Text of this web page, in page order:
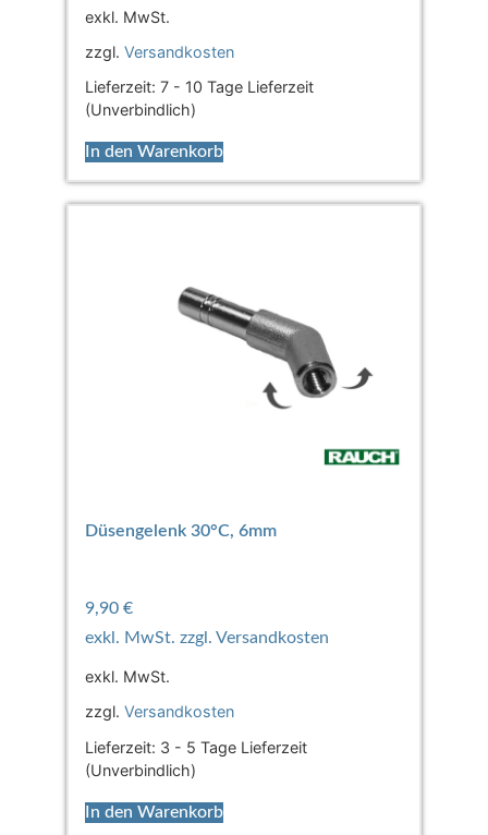
exkl. MwSt.
zzgl. Versandkosten
Lieferzeit: 7 - 10 Tage Lieferzeit
(Unverbindlich)
In den Warenkorb
Düsengelenk 30°C, 6mm
9,90 €
exkl. MwSt.
zzgl. Versandkosten
Lieferzeit: 3 - 5 Tage Lieferzeit
(Unverbindlich)
In den Warenkorb